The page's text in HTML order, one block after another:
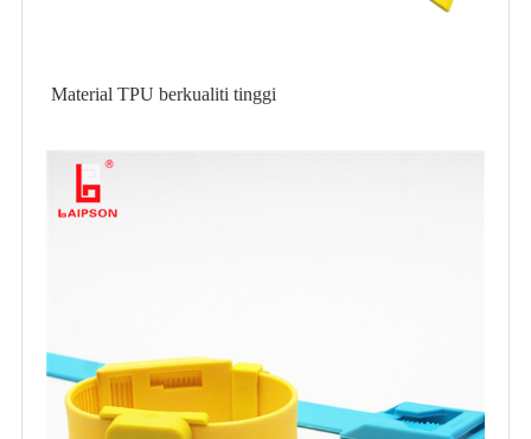
Material TPU berkualiti tinggi